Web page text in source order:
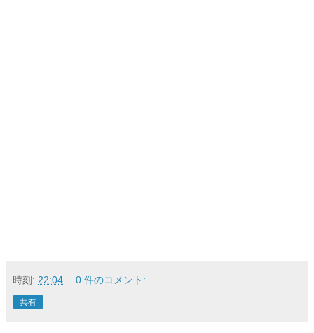
時刻: 22:04 0 件のコメント:
共有